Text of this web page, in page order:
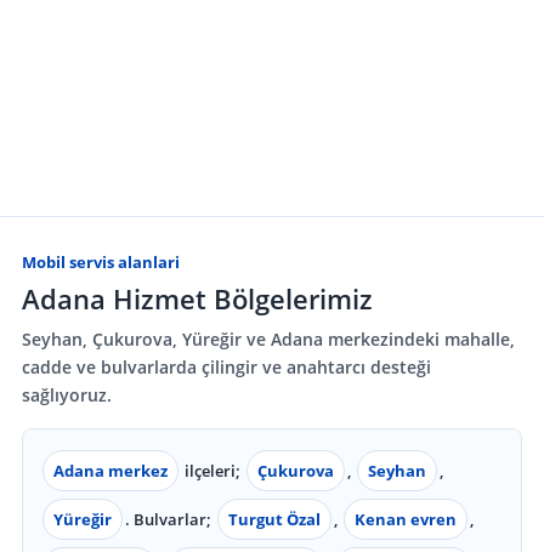
Mobil servis alanlari
Adana Hizmet Bölgelerimiz
Seyhan, Çukurova, Yüreğir ve Adana merkezindeki mahalle,
cadde ve bulvarlarda çilingir ve anahtarcı desteği
sağlıyoruz.
Adana merkez ilçeleri; Çukurova , Seyhan ,
Yüreğir . Bulvarlar; Turgut Özal , Kenan evren ,